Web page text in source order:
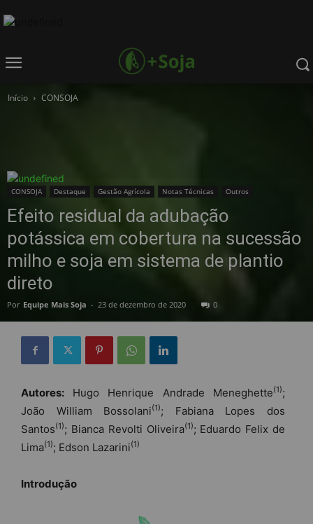
Início CONSOJA
CONSOJA Destaque Gestão Agrícola Notas Técnicas Outros
Efeito residual da adubação
potássica em cobertura na sucessão
milho e soja em sistema de plantio
direto
Por Equipe Mais Soja - 23 de dezembro de 2020 0
Autores: Hugo Henrique Andrade Meneghette(1);
João William Bossolani(1); Fabiana Lopes dos
Santos(1); Bianca Revolti Oliveira(1); Eduardo Felix de
Lima(1); Edson Lazarini(1)
Introdução